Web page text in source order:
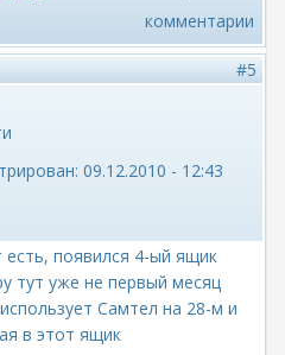
комментарии
#5
09.12.2010 - 12:43
есть, появился 4-ый ящик
тут уже не первый месяц
Самтел на 28-м и
в этот ящик